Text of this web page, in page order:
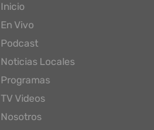
Inicio
En Vivo
Podcast
Noticias Locales
Programas
TV Videos
Nosotros